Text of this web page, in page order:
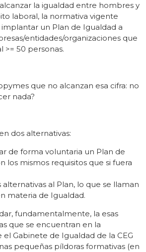
la igualdad entre hombres y
laboral, la normativa vigente
un Plan de Igualdad a
entidades/organizaciones que
>= 50 personas.
que no alcanzan esa cifra: no
nada?
dos alternativas:
de forma voluntaria un Plan de
los mismos requisitos que si fuera
al Plan, lo que se llaman
materia de Igualdad.
fundamentalmente, la esas
que se encuentran en la
el Gabinete de Igualdad de la CEG
pequeñas píldoras formativas (en